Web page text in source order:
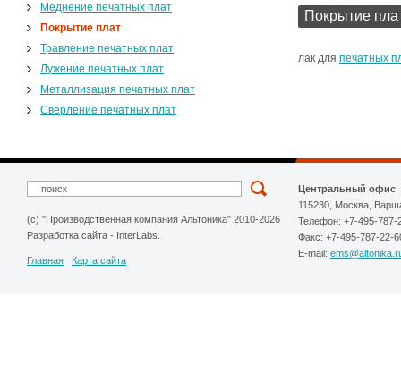
Меднение печатных плат
Покрытие плат
Травление печатных плат
Лужение печатных плат
Металлизация печатных плат
Сверление печатных плат
Покрытие
лак для печатных
(c) "Производственная компания Альтоника" 2010-2026
Разработка сайта - InterLabs
Главная Карта сайта
Центральный офис
115230, Москва,
Телефон: +7-495-787-
Факс: +7-495-787-22-
E-mail: